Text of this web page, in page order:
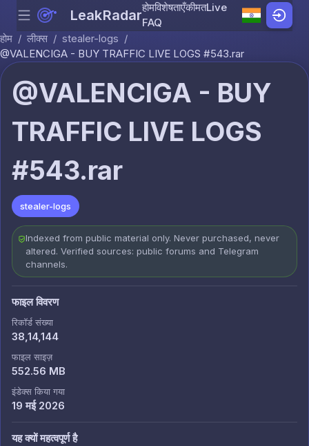
Skip to content
Menu LeakRadarहोमविशेषताएँकीमतLive
FAQ
होम / लीक्स / stealer-logs /
@VALENCIGA - BUY TRAFFIC LIVE LOGS #543.rar
@VALENCIGA - BUY
TRAFFIC LIVE LOGS
#543.rar
stealer-logs
Indexed from public material only. Never purchased, never
altered. Verified sources: public forums and Telegram
channels.
फाइल विवरण
रिकॉर्ड संख्या
38,14,144
फाइल साइज़
552.56 MB
इंडेक्स किया गया
19 मई 2026
यह क्यों महत्वपूर्ण है